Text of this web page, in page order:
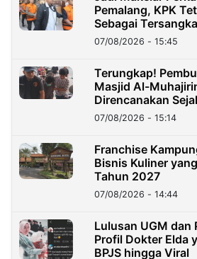
Pemalang, KPK
Sebagai Tersangka
07/08/2026 - 15:45
Terungkap!
Masjid Al-
Direncanakan
07/08/2026 - 15:14
Franchise
Bisnis Kuliner
Tahun 2027
07/08/2026 - 14:44
Lulusan UGM dan
Profil Dokter Elda
BPJS hingga Viral